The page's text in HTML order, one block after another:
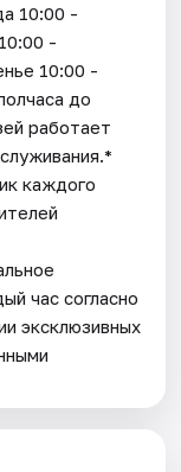
10:00 -
-
10:00 -
до
работает
каждого
час согласно
эксклюзивных